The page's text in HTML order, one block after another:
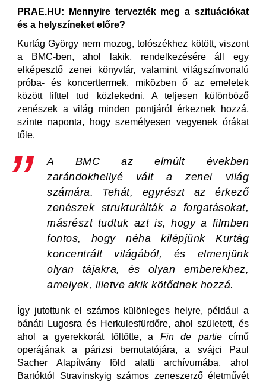
PRAE.HU: Mennyire tervezték meg a szituációkat
és a helyszíneket előre?
Kurtág György nem mozog, tolószékhez kötött, viszont
a BMC-ben, ahol lakik, rendelkezésére áll egy
elképesztő zenei könyvtár, valamint világszínvonalú
próba- és koncerttermek, miközben ő az emeletek
között lifttel tud közlekedni. A teljesen különböző
zenészek a világ minden pontjáról érkeznek hozzá,
szinte naponta, hogy személyesen vegyenek órákat
tőle.
A BMC az elmúlt években
zarándokhellyé vált a zenei világ
számára. Tehát, egyrészt az érkező
zenészek strukturálták a forgatásokat,
másrészt tudtuk azt is, hogy a filmben
fontos, hogy néha kilépjünk Kurtág
koncentrált világából, és elmenjünk
olyan tájakra, és olyan emberekhez,
amelyek, illetve akik kötődnek hozzá.
Így jutottunk el számos különleges helyre, például a
bánáti Lugosra és Herkulesfürdőre, ahol született, és
ahol a gyerekkorát töltötte, a Fin de partie című
operájának a párizsi bemutatójára, a svájci Paul
Sacher Alapítvány föld alatti archívumába, ahol
Bartóktól Stravinskyig számos zeneszerző életművét